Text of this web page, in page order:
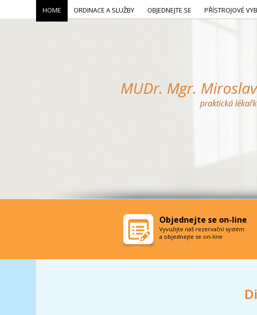
HOME ORDINACE A SLUŽBY OBJEDNEJTE SE PŘÍSTROJOVÉ
Objednejte se on-line
Vyvužijte náš rezervační systém
a objednejte se on-line